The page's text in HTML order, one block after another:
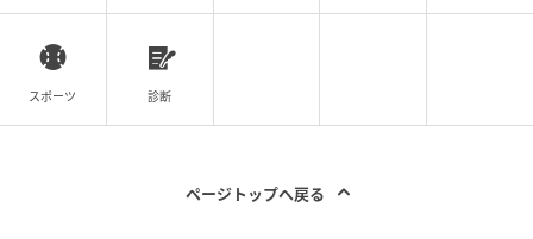
スポーツ 診断
ページトップへ戻る